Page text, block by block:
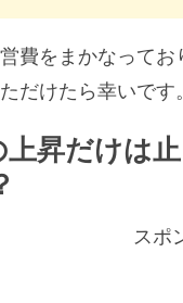
費をまかなって
だけたら幸いです
上昇だけは
スポ